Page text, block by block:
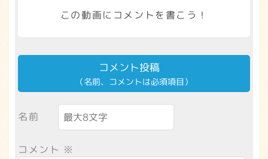
この動画にコメントを書こう！
コメント投稿
（名前、コメントは必須項目）
名前
コメント ※